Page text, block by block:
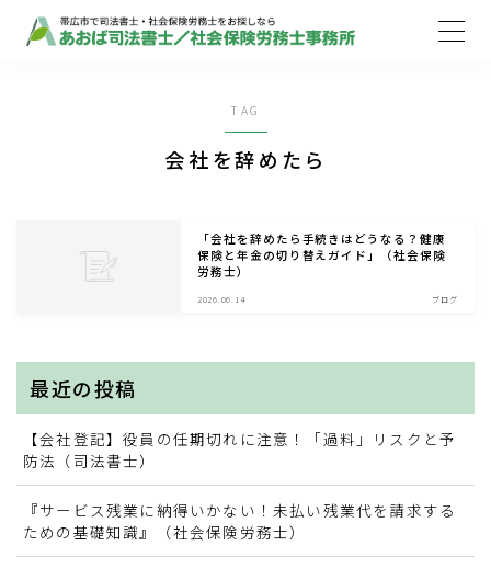
ご依頼の流れ
お知らせ
ブログ
お問い合わせ
TAG
会社を辞めたら
「会社を辞めたら手続きはどうなる？健康
保険と年金の切り替えガイド」（社会保険
労務士）
2026.06.14 ブログ
最近の投稿
【会社登記】役員の任期切れに注意！「過料」リスクと予
防法（司法書士）
『サービス残業に納得いかない！未払い残業代を請求する
ための基礎知識』（社会保険労務士）